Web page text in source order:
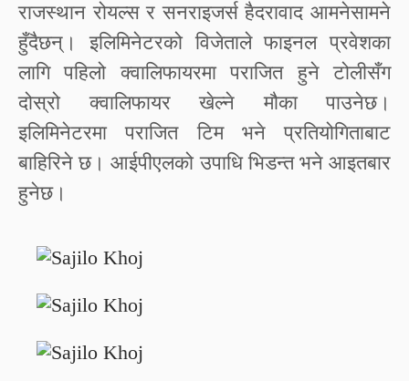
राजस्थान रोयल्स र सनराइजर्स हैदरावाद आमनेसामने
हुँदैछन्। इलिमिनेटरको विजेताले फाइनल प्रवेशका
लागि पहिलो क्वालिफायरमा पराजित हुने टोलीसँग
दोस्रो क्वालिफायर खेल्ने मौका पाउनेछ।
इलिमिनेटरमा पराजित टिम भने प्रतियोगिताबाट
बाहिरिने छ। आईपीएलको उपाधि भिडन्त भने आइतबार
हुनेछ।